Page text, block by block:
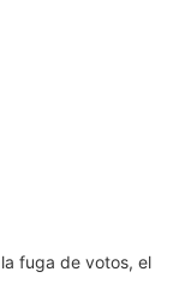
fuga de votos, el